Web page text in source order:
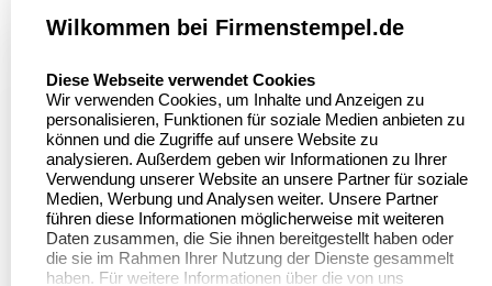
Asterlager Straße 97
47228 Duisburg
Deutschland
Über uns
Bewerten Sie uns
Sitemap
Stempel in
Deutschland
Informationen Kundenservice
Wilkommen bei Firmenstempel.de
Diese Webseite verwendet Cookies
Wir verwenden Cookies, um Inhalte und Anzeigen zu
personalisieren, Funktionen für soziale Medien anbieten zu
können und die Zugriffe auf unsere Website zu
analysieren. Außerdem geben wir Informationen zu Ihrer
Verwendung unserer Website an unsere Partner für soziale
Medien, Werbung und Analysen weiter. Unsere Partner
führen diese Informationen möglicherweise mit weiteren
Daten zusammen, die Sie ihnen bereitgestellt haben oder
die sie im Rahmen Ihrer Nutzung der Dienste gesammelt
haben. Für weitere Informationen über die von uns